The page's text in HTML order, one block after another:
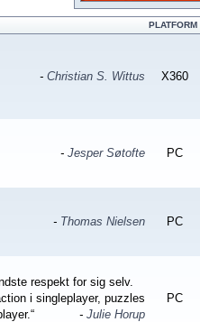
PLATFORM
- Christian S. Wittus X360
- Jesper Søtofte PC
- Thomas Nielsen PC
respekt for sig selv.
i singleplayer, puzzles
- Julie Horup
PC